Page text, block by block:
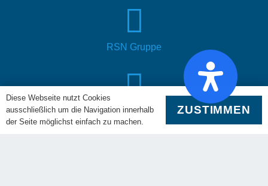
RSN Gruppe
YouTube
Diese Webseite nutzt Cookies
ausschließlich um die Navigation innerhalb
der Seite möglichst einfach zu machen.
ZUSTIMMEN